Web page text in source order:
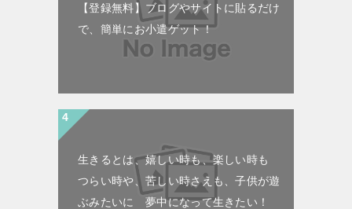
【登録無料】ブログやサイトに貼るだけ
で、簡単にお小遣ゲット！
生きるとは、嬉しい時も、楽しい時も
つらい時や、苦しい時さえも、子供が遊
ぶみたいに 夢中になって生きたい！